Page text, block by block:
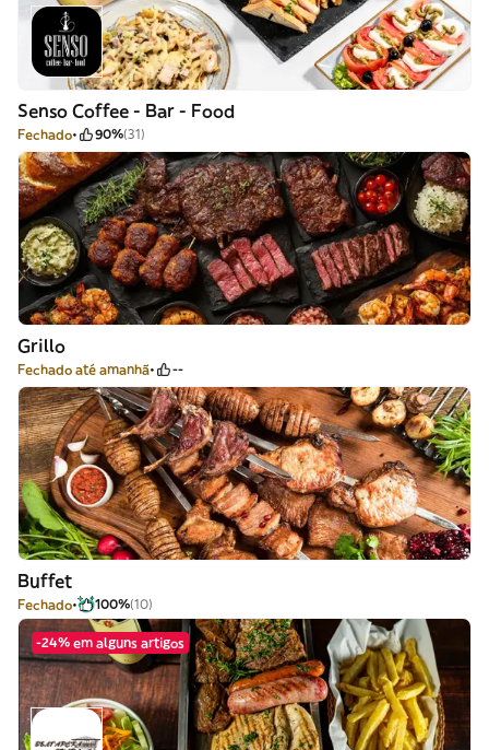
Senso Coffee - Bar - Food
Fechado 90%(31)
Grillo
Fechado até amanhã --
Buffet
Fechado 100%(10)
-24% em alguns artigos